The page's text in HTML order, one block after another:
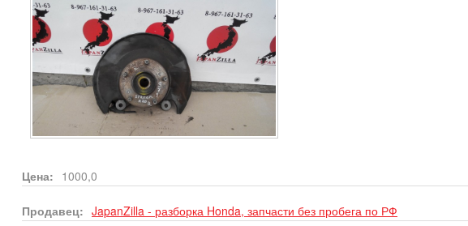
Цена: 1000,0
Продавец: JapanZilla - разборка Honda, запчасти без пробега по РФ